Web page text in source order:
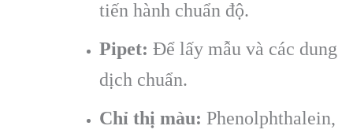
tiến hành chuẩn độ.
Pipet: Để lấy mẫu và các dung
dịch chuẩn.
Chỉ thị màu: Phenolphthalein,